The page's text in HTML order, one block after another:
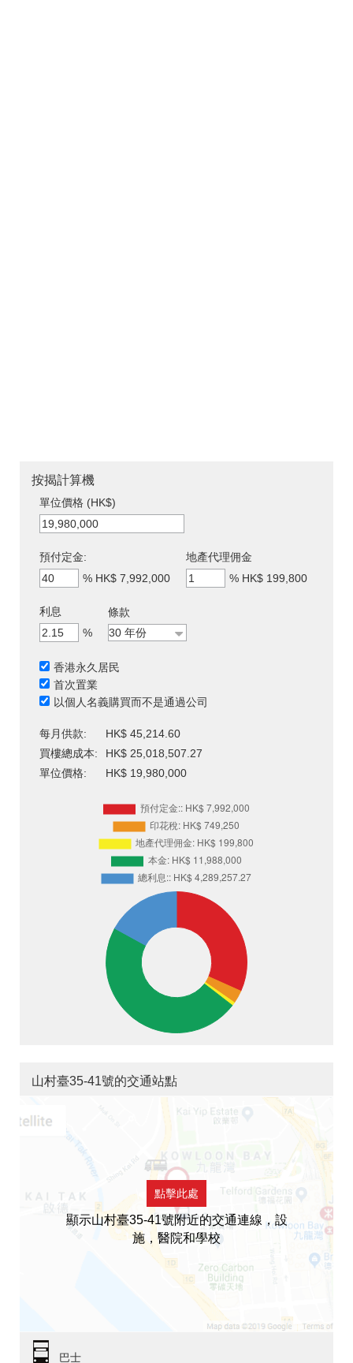
按揭計算機
單位價格 (HK$)
預付定金:
% HK$ 7,992,000
地產代理佣金
% HK$ 199,800
利息
%
條款
香港永久居民
首次置業
以個人名義購買而不是通過公司
每月供款:
HK$ 45,214.60
買樓總成本:
HK$ 25,018,507.27
單位價格:
HK$ 19,980,000
山村臺35-41號的交通站點
點擊此處
顯示山村臺35-41號附近的交通連線，設
施，醫院和學校
巴士